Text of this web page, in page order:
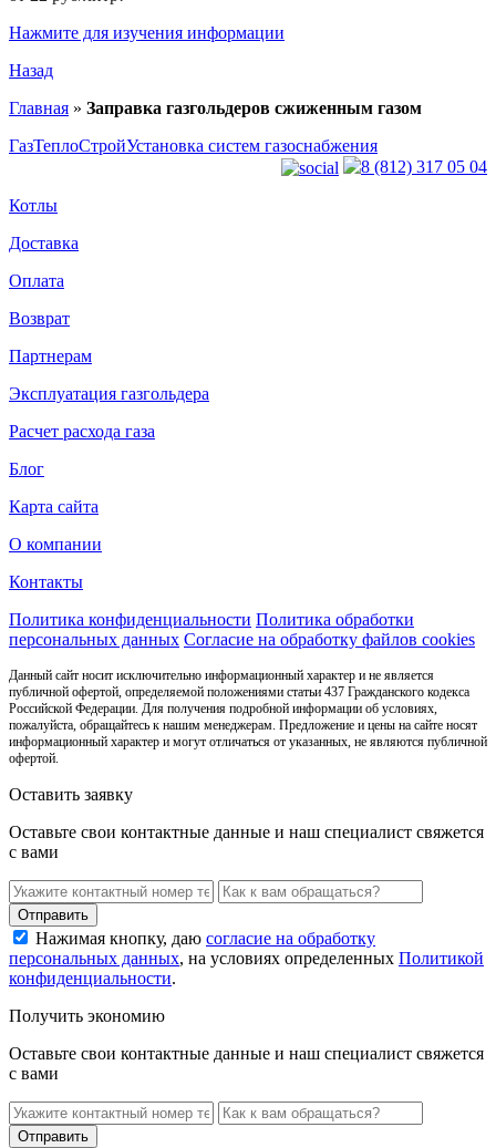
Нажмите для изучения информации
Назад
Главная » Заправка газгольдеров сжиженным газом
ГазТеплоСтройУстановка систем газоснабжения
8 (812) 317 05 04
Котлы
Доставка
Оплата
Возврат
Партнерам
Эксплуатация газгольдера
Расчет расхода газа
Блог
Карта сайта
О компании
Контакты
Политика конфиденциальности Политика обработки
персональных данных Согласие на обработку файлов cookies
Данный сайт носит исключительно информационный характер и не является
публичной офертой, определяемой положениями статьи 437 Гражданского кодекса
Российской Федерации. Для получения подробной информации об условиях,
пожалуйста, обращайтесь к нашим менеджерам. Предложение и цены на сайте носят
информационный характер и могут отличаться от указанных, не являются публичной
офертой.
Оставить заявку
Оставьте свои контактные данные и наш специалист свяжется
с вами
Нажимая кнопку, даю согласие на обработку
персональных данных, на условиях определенных Политикой
конфиденциальности.
Получить экономию
Оставьте свои контактные данные и наш специалист свяжется
с вами